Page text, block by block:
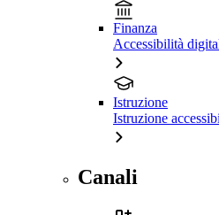
Finanza
Accessibilità
Istruzione
Istruzione
Canali